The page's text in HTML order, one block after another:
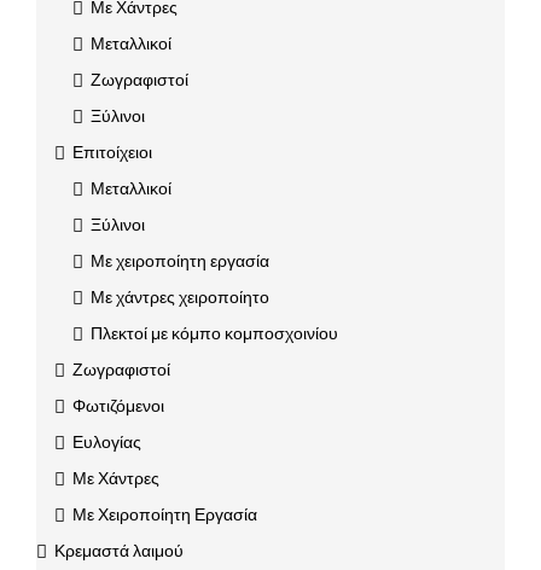
Με Χάντρες
Μεταλλικοί
Ζωγραφιστοί
Ξύλινοι
Επιτοίχειοι
Μεταλλικοί
Ξύλινοι
Με χειροποίητη εργασία
Με χάντρες χειροποίητο
Πλεκτοί με κόμπο κομποσχοινίου
Ζωγραφιστοί
Φωτιζόμενοι
Ευλογίας
Με Χάντρες
Με Χειροποίητη Εργασία
Κρεμαστά λαιμού